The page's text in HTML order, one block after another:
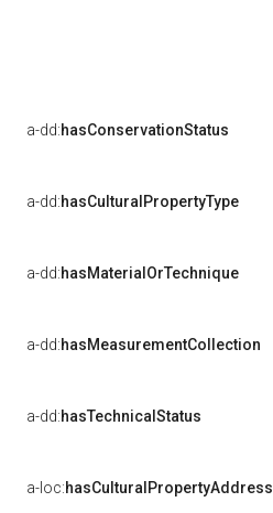
a-dd:hasConservationStatus
a-dd:hasCulturalPropertyType
a-dd:hasMaterialOrTechnique
a-dd:hasMeasurementCollection
a-dd:hasTechnicalStatus
a-loc:hasCulturalPropertyAddress